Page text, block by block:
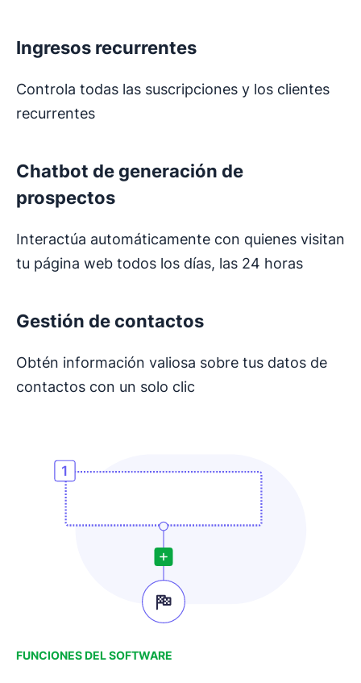
Ingresos recurrentes
Controla todas las suscripciones y los clientes
recurrentes
Chatbot de generación de
prospectos
Interactúa automáticamente con quienes visitan
tu página web todos los días, las 24 horas
Gestión de contactos
Obtén información valiosa sobre tus datos de
contactos con un solo clic
FUNCIONES DEL SOFTWARE